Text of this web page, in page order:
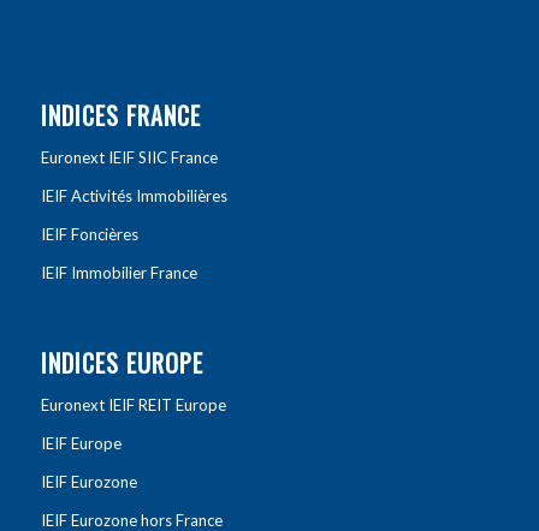
INDICES FRANCE
Euronext IEIF SIIC France
IEIF Activités Immobilières
IEIF Foncières
IEIF Immobilier France
INDICES EUROPE
Euronext IEIF REIT Europe
IEIF Europe
IEIF Eurozone
IEIF Eurozone hors France